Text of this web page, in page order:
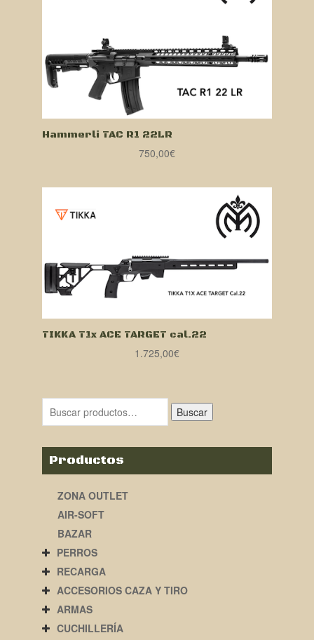
Hammerli TAC R1 22LR
750,00€
TIKKA T1x ACE TARGET cal.22
1.725,00€
Buscar
Productos
ZONA OUTLET
AIR-SOFT
BAZAR
PERROS
RECARGA
ACCESORIOS CAZA Y TIRO
ARMAS
CUCHILLERÍA